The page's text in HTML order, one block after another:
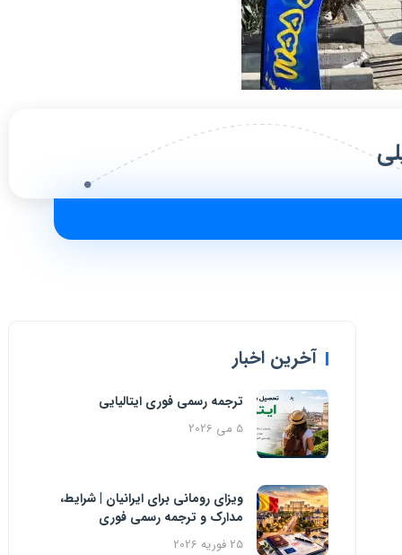
آخرین اخبار
ترجمه رسمی فوری ایتالیایی
5 می 2026
ویزای رومانی برای ایرانیان | شرایط،
مدارک و ترجمه رسمی فوری
25 فوریه 2026